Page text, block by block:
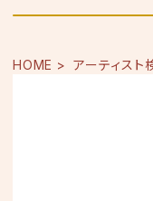
HOME アーティスト